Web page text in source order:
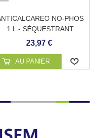
NO-PHOS
1 L - SÉQUESTRANT
23,97 €
AU PANIER